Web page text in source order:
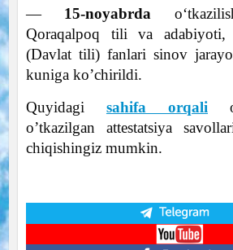
— 15-noyabrda
Qoraqalpoq tili va adabiyoti,
(Davlat tili) fanlari sinov
kuniga ko’chirildi.
Quyidagi sahifa orqali
o’tkazilgan attestatsiya
chiqishingiz mumkin.